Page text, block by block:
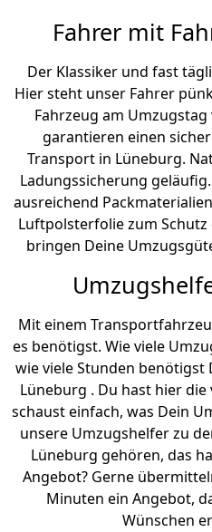
Fahrer mit
Der Klassiker und fast
Hier steht unser Fahrer
Fahrzeug am
garantieren einen
Transport in Lüneburg.
Ladungssicherung
ausreichend
Luftpolsterfolie zum
bringen Deine
Mit einem
es benötigst. Wie viele
wie viele Stunden benötigst
Lüneburg . Du hast hier
schaust einfach, was Dein
unsere Umzugshelfer zu
Lüneburg gehören, das
Angebot? Gerne
Minuten ein Angebot,
Wünschen